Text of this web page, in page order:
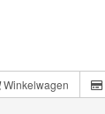
Winkelwagen